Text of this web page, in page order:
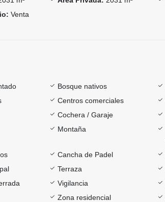
Venta
Bosque nativos
Centros comerciales
Cochera / Garaje
Montaña
Cancha de Padel
Terraza
Vigilancia
Zona residencial